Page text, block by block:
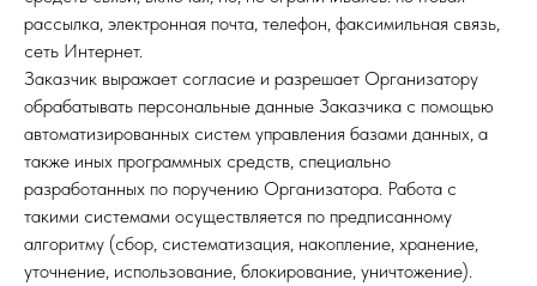
рассылка, электронная почта, телефон, факсимильная связь,
сеть Интернет.
Заказчик выражает согласие и разрешает Организатору
обрабатывать персональные данные Заказчика с помощью
автоматизированных систем управления базами данных, а
также иных программных средств, специально
разработанных по поручению Организатора. Работа с
такими системами осуществляется по предписанному
алгоритму (сбор, систематизация, накопление, хранение,
уточнение, использование, блокирование, уничтожение).